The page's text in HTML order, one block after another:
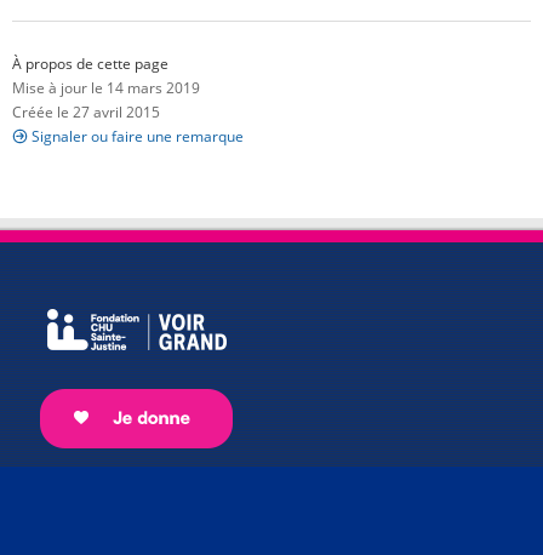
À propos de cette page
Mise à jour le 14 mars 2019
Créée le 27 avril 2015
Signaler ou faire une remarque